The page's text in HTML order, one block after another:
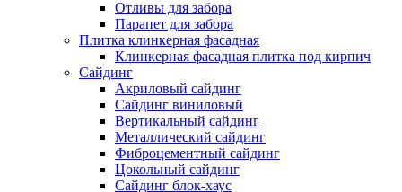
Отливы для забора
Парапет для забора
Плитка клинкерная фасадная
Клинкерная фасадная плитка под кирпич
Сайдинг
Акриловый сайдинг
Сайдинг виниловый
Вертикальный сайдинг
Металлический сайдинг
Фиброцементный сайдинг
Цокольный сайдинг
Сайдинг блок-хаус